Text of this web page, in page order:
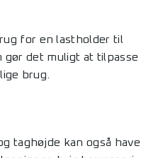
for en lastholder til
det muligt at tilpasse
brug.
taghøjde kan også have